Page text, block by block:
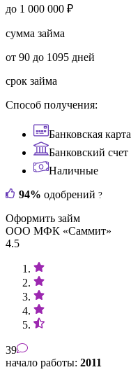
до 1 000 000 ₽
сумма займа
от 90 до 1095 дней
срок займа
Способ получения:
Банковская карта
Банковский счет
Наличные
94% одобрений ?
Оформить займ
ООО МФК «Саммит»
4.5
39
начало работы: 2011